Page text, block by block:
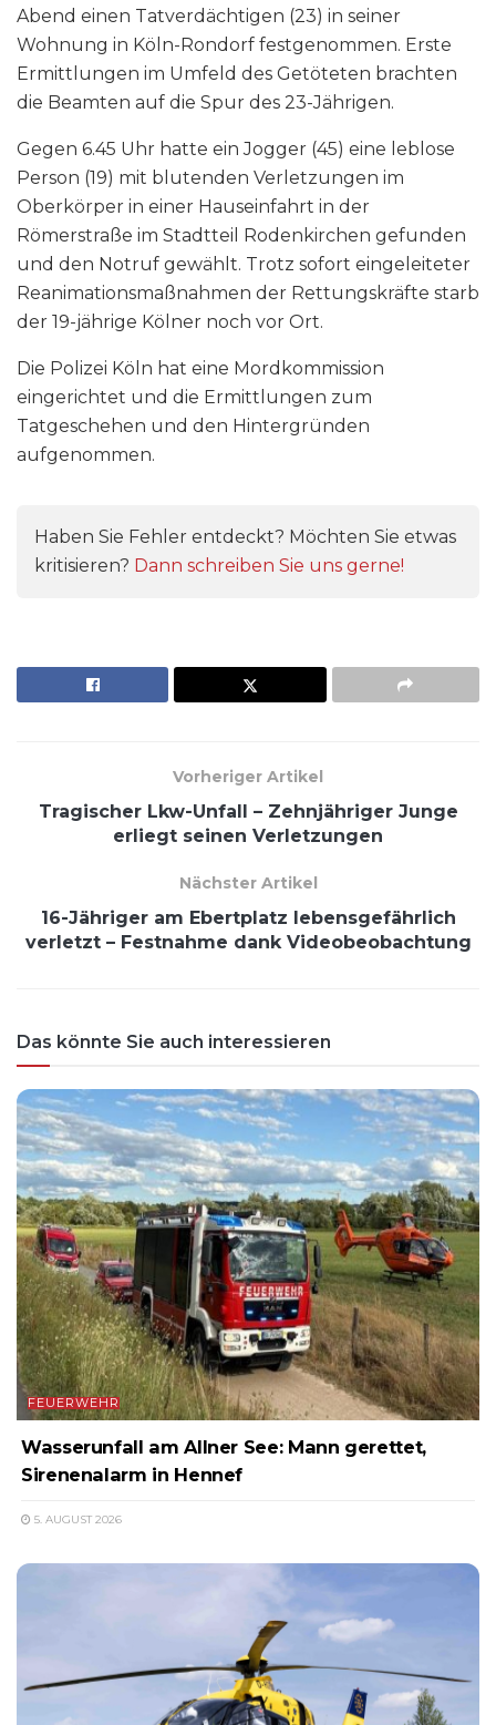
Abend einen Tatverdächtigen (23) in seiner
Wohnung in Köln-Rondorf festgenommen. Erste
Ermittlungen im Umfeld des Getöteten brachten
die Beamten auf die Spur des 23-Jährigen.
Gegen 6.45 Uhr hatte ein Jogger (45) eine leblose
Person (19) mit blutenden Verletzungen im
Oberkörper in einer Hauseinfahrt in der
Römerstraße im Stadtteil Rodenkirchen gefunden
und den Notruf gewählt. Trotz sofort eingeleiteter
Reanimationsmaßnahmen der Rettungskräfte starb
der 19-jährige Kölner noch vor Ort.
Die Polizei Köln hat eine Mordkommission
eingerichtet und die Ermittlungen zum
Tatgeschehen und den Hintergründen
aufgenommen.
Haben Sie Fehler entdeckt? Möchten Sie etwas
kritisieren? Dann schreiben Sie uns gerne!
Vorheriger Artikel
Tragischer Lkw-Unfall – Zehnjähriger Junge
erliegt seinen Verletzungen
Nächster Artikel
16-Jähriger am Ebertplatz lebensgefährlich
verletzt – Festnahme dank Videobeobachtung
Das könnte Sie auch interessieren
FEUERWEHR
Wasserunfall am Allner See: Mann gerettet,
Sirenenalarm in Hennef
5. AUGUST 2026